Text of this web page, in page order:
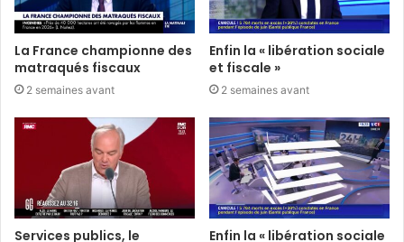
La France championne des
matraqués fiscaux
2 semaines avant
Enfin la « libération sociale
et fiscale »
2 semaines avant
Services publics, le
Enfin la « libération sociale